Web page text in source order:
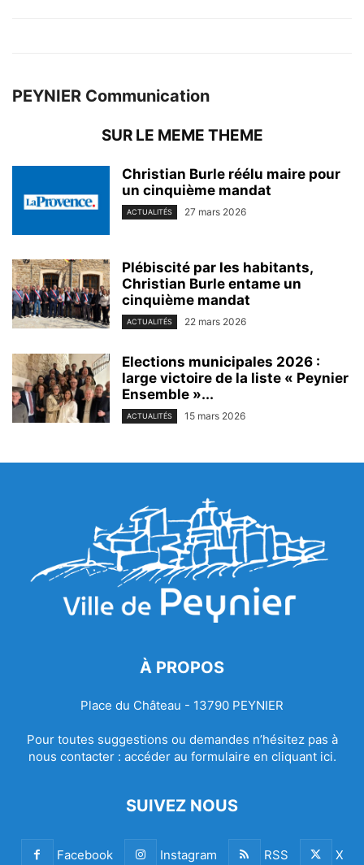
PEYNIER Communication
SUR LE MEME THEME
Christian Burle réélu maire pour
un cinquième mandat
ACTUALITÉS 27 mars 2026
Plébiscité par les habitants,
Christian Burle entame un
cinquième mandat
ACTUALITÉS 22 mars 2026
Elections municipales 2026 :
large victoire de la liste « Peynier
Ensemble »...
ACTUALITÉS 15 mars 2026
À PROPOS
Place du Château - 13790 PEYNIER
Pour toutes suggestions ou demandes n’hésitez pas à
nous contacter : accéder au formulaire en cliquant ici.
SUIVEZ NOUS
Facebook Instagram RSS X